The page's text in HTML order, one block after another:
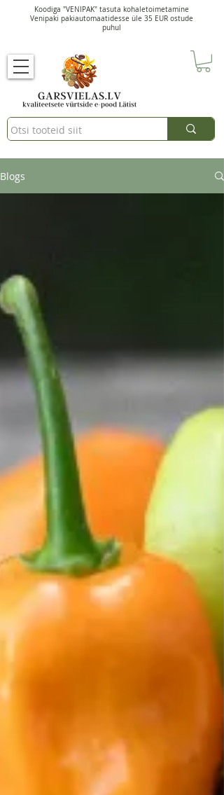
Koodiga "VENIPAK" tasuta kohaletoimetamine
Venipaki pakiautomaatidesse üle 35 EUR ostude
puhul
Blogs